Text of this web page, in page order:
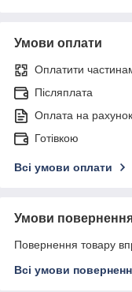
Умови оплати
Оплатити
Післяплата
Оплата на рахунок
Готівкою
Всі умови оплати
Умови
Повернення товару
Всі умови